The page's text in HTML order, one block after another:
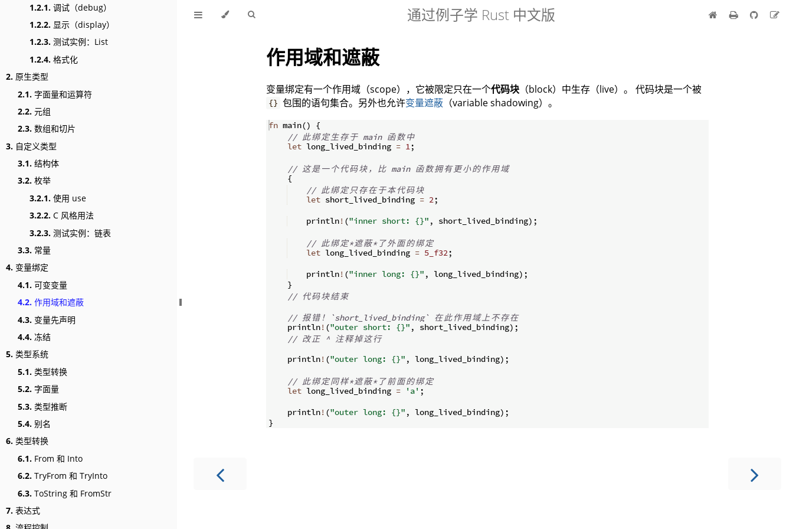
1.2.1. 调试（debug）
1.2.2. 显示（display）
1.2.3. 测试实例：List
1.2.4. 格式化
2. 原生类型
2.1. 字面量和运算符
2.2. 元组
2.3. 数组和切片
3. 自定义类型
3.1. 结构体
3.2. 枚举
3.2.1. 使用 use
3.2.2. C 风格用法
3.2.3. 测试实例：链表
3.3. 常量
4. 变量绑定
4.1. 可变变量
4.2. 作用域和遮蔽
4.3. 变量先声明
4.4. 冻结
5. 类型系统
5.1. 类型转换
5.2. 字面量
5.3. 类型推断
5.4. 别名
6. 类型转换
6.1. From 和 Into
6.2. TryFrom 和 TryInto
6.3. ToString 和 FromStr
7. 表达式
通过例子学 Rust 中文版
作用域和遮蔽
变量绑定有一个作用域（scope），它被限定只在一个代码块 （block）中生存（live）。 代码块是一个被
{} 包围的语句集合。另外也允许变量遮蔽 （variable shadowing）。
fn main()
{
// 此绑定生存 于 main 函 数 中
let long_lived_binding = 1;
// 这是 一 个 代码块 ， 比 main 函 数拥 有 更小的 作用域
{
// 此绑定只存在 于本 代码块
let short_lived_binding = 2;
    println
! ("inner short: {}" , short_lived_binding) ;
// 此绑定*遮蔽* 了外面的绑定
let long_lived_binding = 5_f32;
    println
! ("inner long: {}" , long_lived_binding) ;
}
// 代码块结束
// 报 错 ！ `short_lived_binding` 在此 作用域上不存在
    println
! ("outer short: {}" , short_lived_binding) ;
// 改正 ^ 注释掉这行
    println
! ("outer long: {}" , long_lived_binding) ;
// 此绑定同样*遮蔽* 了前面的绑定
let long_lived_binding = 'a' ;
    println
! ("outer long: {}" , long_lived_binding) ;
}